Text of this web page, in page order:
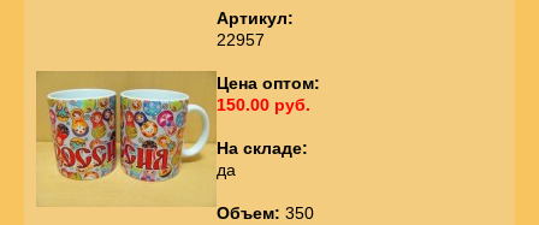
Артикул:
22957
Цена оптом:
150.00 руб.
На складе:
да
Объем: 350